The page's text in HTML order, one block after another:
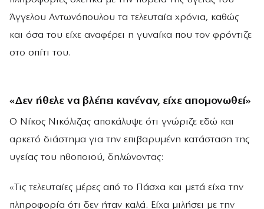
Άγγελου Αντωνόπουλου τα τελευταία χρόνια, καθώς
και όσα του είχε αναφέρει η γυναίκα που τον φρόντιζε
στο σπίτι του.
«Δεν ήθελε να βλέπει κανέναν, είχε απομονωθεί»
Ο Νίκος Νικόλιζας αποκάλυψε ότι γνώριζε εδώ και
αρκετό διάστημα για την επιβαρυμένη κατάσταση της
υγείας του ηθοποιού, δηλώνοντας:
«Τις τελευταίες μέρες από το Πάσχα και μετά είχα την
πληροφορία ότι δεν ήταν καλά. Είχα μιλήσει με την